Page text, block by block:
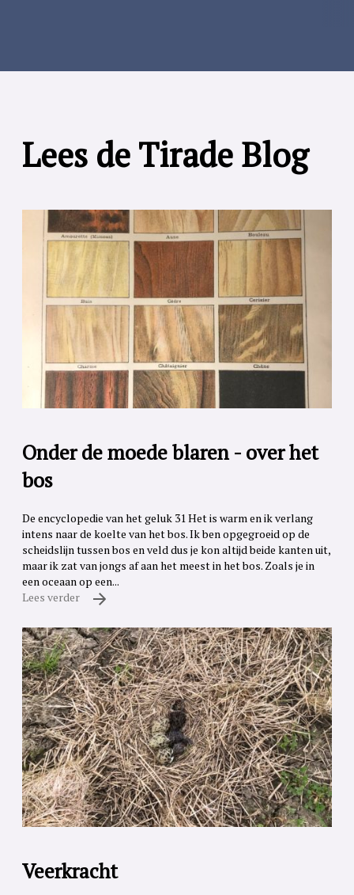
Lees de Tirade Blog
Onder de moede blaren - over het
bos
De encyclopedie van het geluk 31 Het is warm en ik verlang
intens naar de koelte van het bos. Ik ben opgegroeid op de
scheidslijn tussen bos en veld dus je kon altijd beide kanten uit,
maar ik zat van jongs af aan het meest in het bos. Zoals je in
een oceaan op een...
Lees verder
Veerkracht